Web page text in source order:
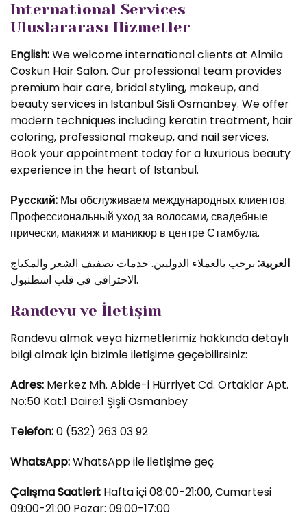
International Services -
Uluslararası Hizmetler
English:We welcome international clients at Almila
Coskun Hair Salon. Our professional team provides
premium hair care, bridal styling, makeup, and
beauty services in Istanbul Sisli Osmanbey. We offer
modern techniques including keratin treatment, hair
coloring, professional makeup, and nail services.
Book your appointment today for a luxurious beauty
experience in the heart of Istanbul.
Русский: Мы обслуживаем международных клиентов.
Профессиональный уход за волосами, свадебные
прически, макияж и маникюр в центре Стамбула.
العربية: نرحب بالعملاء الدوليين. خدمات تصفيف الشعر والمكياج
الاحترافي في قلب اسطنبول.
Randevu ve İletişim
Randevu almak veya hizmetlerimiz hakkında detaylı
bilgi almak için bizimle iletişime geçebilirsiniz:
Adres: Merkez Mh. Abide-i Hürriyet Cd. Ortaklar Apt.
No:50 Kat:1 Daire:1 Şişli Osmanbey
Telefon:0 (532) 263 03 92
WhatsApp:WhatsApp ile iletişime geç
Çalışma Saatleri: Hafta içi 08:00-21:00, Cumartesi
09:00-21:00 Pazar: 09:00-17:00